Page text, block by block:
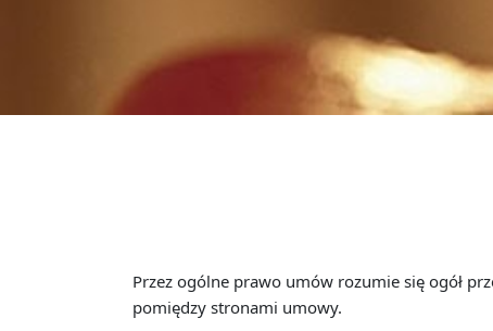
Przez ogólne prawo umów rozumie się ogół
pomiędzy stronami umowy.